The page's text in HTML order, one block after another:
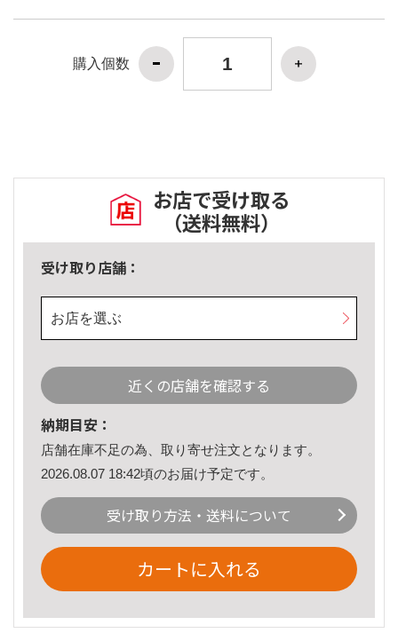
購入個数
お店で受け取る
（送料無料）
受け取り店舗：
お店を選ぶ
近くの店舗を確認する
納期目安：
店舗在庫不足の為、取り寄せ注文となります。
2026.08.07 18:42頃のお届け予定です。
受け取り方法・送料について
カートに入れる